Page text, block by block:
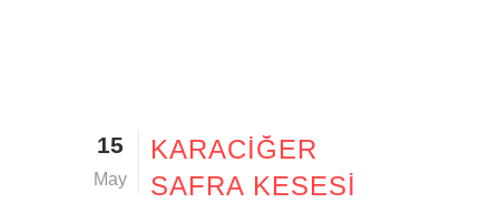
15
May
KARACIĞER
SAFRA KESESI